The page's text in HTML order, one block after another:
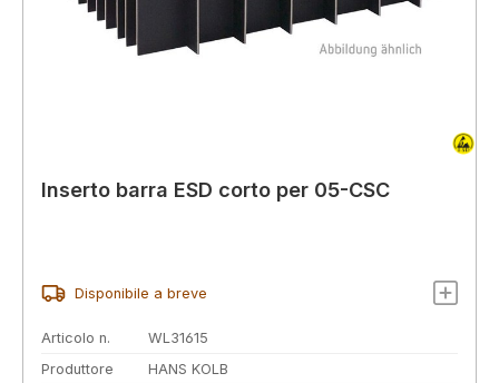
Inserto barra ESD corto per 05-CSC
Disponibile a breve
Articolo n.
WL31615
Produttore
HANS KOLB